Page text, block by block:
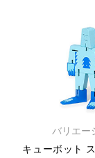
バリエー
キューボット